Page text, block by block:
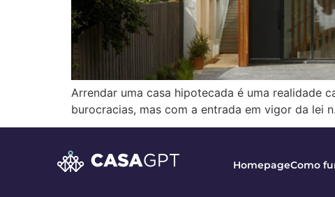
Arrendar uma casa hipotecada é uma realidade
burocracias, mas com a entrada em vigor da lei
HomepageComo